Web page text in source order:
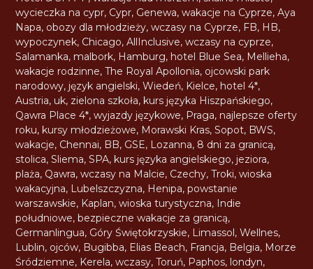
wycieczka na cypr, Cypr, Genewa,wakacje na Cyprze,Aya
Napa, obozy dla młodzieży,wczasy na Cyprze, FB, HB,
wypoczynek, Chicago,AllInclusive,wczasy na cyprze,
Salamanka, malbork, Hamburg, hotel Blue Sea, Mellieha,
wakacje rodzinne,The Royal Apollonia, ojcowski park
narodowy, język angielski,Wiedeń, Kielce, hotel 4*,
Austria, uk, zielona szkoła, kurs języka Hiszpańskiego,
Qawra Place 4*,wyjazdy językowe, Praga, najlepsze oferty
roku, kursy młodzieżowe, Morawski Kras,Sopot, BWS,
wakacje, Chennai, BB, GSE, Lozanna, 8 dni za granicą,
stolica,Sliema,SPA, kurs języka angielskiego, jeziora,
plaża, Qawra,wczasy na Malcie, Czechy,Troki,wioska
wakacyjna, Lubelszczyzna, Henipa,powstanie
warszawskie, Kaplan,wioska turystyczna, Indie
południowe,bezpieczne wakacje za granicą,
Germanlingua, Góry Świętokrzyskie, Limassol,Wellnes,
Lublin, ojców, Bugibba, Elias Beach, Francja, Belgia, Morze
Śródziemne, Kerela,wczasy,Toruń, Paphos, londyn,